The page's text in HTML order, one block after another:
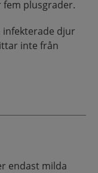
plusgrader.
djur
inte från
endast milda